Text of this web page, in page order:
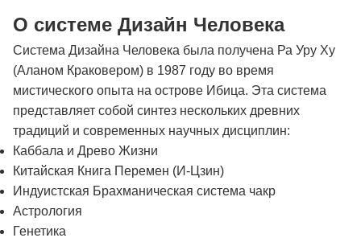
О системе Дизайн Человека
Система Дизайна Человека была получена Ра Уру Ху
(Аланом Краковером) в 1987 году во время
мистического опыта на острове Ибица. Эта система
представляет собой синтез нескольких древних
традиций и современных научных дисциплин:
Каббала и Древо Жизни
Китайская Книга Перемен (И-Цзин)
Индуистская Брахманическая система чакр
Астрология
Генетика